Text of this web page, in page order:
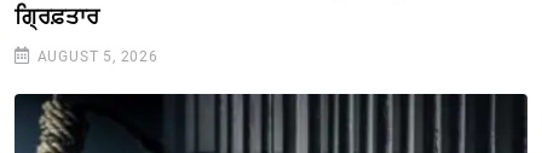
ਗ੍ਰਿਫ਼ਤਾਰ
AUGUST 5, 2026